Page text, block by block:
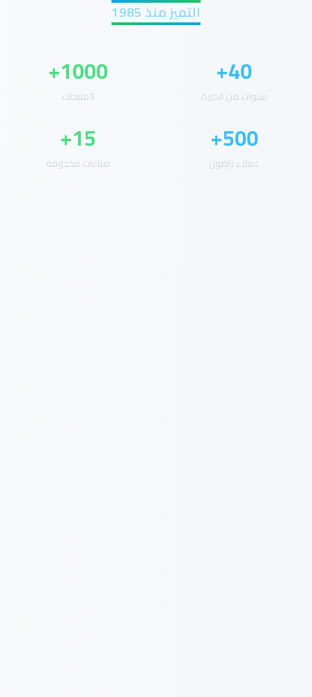
التميز منذ 1985
40+
سنوات من الخبرة
1000+
المنتجات
500+
عملاء راضون
15+
صناعات مخدومة